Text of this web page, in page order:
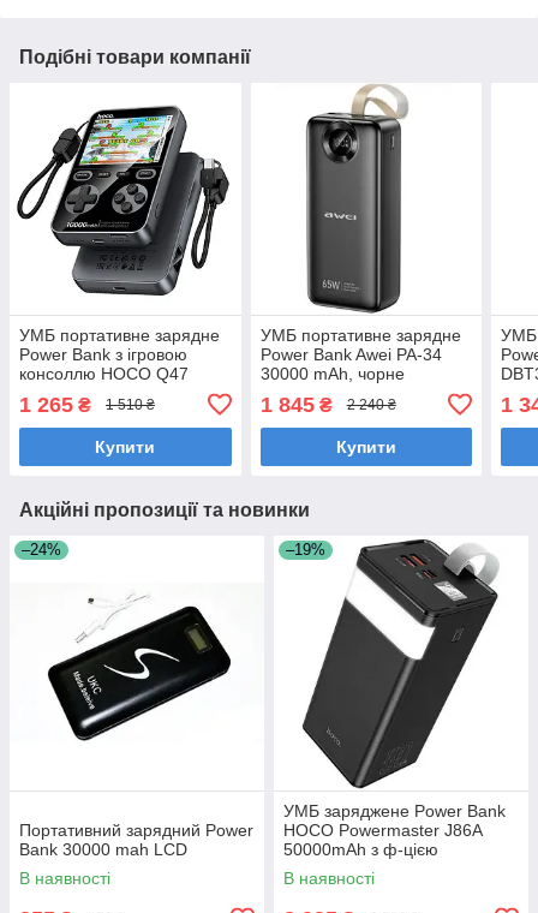
Подібні товари компанії
УМБ портативне зарядне
Power Bank з ігровою
консоллю HOCO Q47
10000 mAh, Type-C, QC,
чорне
1 265 ₴ 1 510 ₴
Купити
УМБ портативне зарядне
Power Bank Awei PA-34
30000 mAh, чорне
1 845₴ 2 240 ₴
Купити
УМБ
1
Акційні пропозиції та новинки
–24%
Портативний зарядний Power
Bank 30000 mah LCD
В наявності
–19%
УМБ заряджене Power Bank
HOCO Powermaster J86A
50000mAh з ф-цією
настільної лампи, чорне
В наявності